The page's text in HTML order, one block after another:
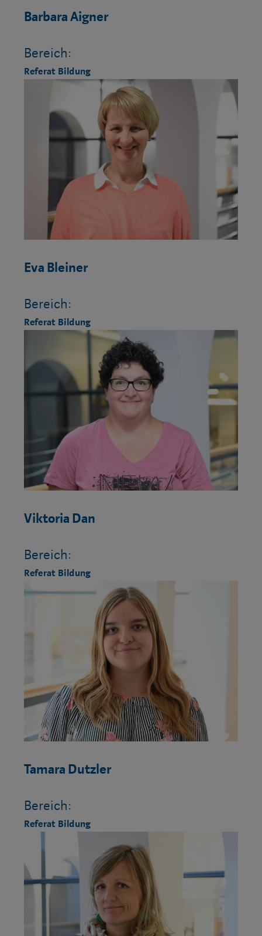
Barbara Aigner
Bereich:
Referat Bildung
Eva Bleiner
Bereich:
Referat Bildung
Viktoria Dan
Bereich:
Referat Bildung
Tamara Dutzler
Bereich:
Referat Bildung